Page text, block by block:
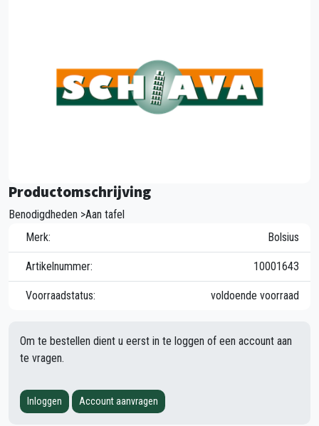
Productomschrijving
Benodigdheden >Aan tafel
Merk:
Bolsius
Artikelnummer: 10001643
Voorraadstatus: voldoende voorraad
Om te bestellen dient u eerst in te loggen of een account aan
te vragen.
Inloggen Account aanvragen